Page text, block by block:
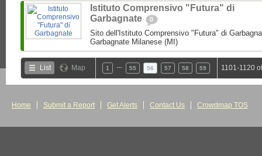
Istituto Comprensivo "Futura" di
Garbagnate
0
Sito dell'Istituto Comprensivo "Futura" di
Garbagnate Milanese (MI)
List Map 1 55 56 57 58 59 1101-1120
Home Submit a Report Get Alerts Contact Us Crowdmap TOS